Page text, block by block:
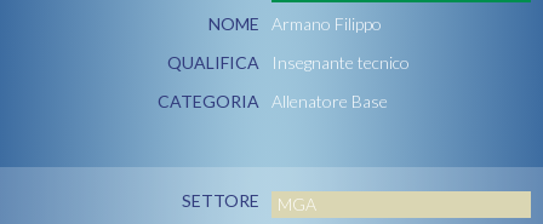
NOME
Armano Filippo
QUALIFICA
Insegnante tecnico
CATEGORIA
Allenatore Base
SETTORE
MGA